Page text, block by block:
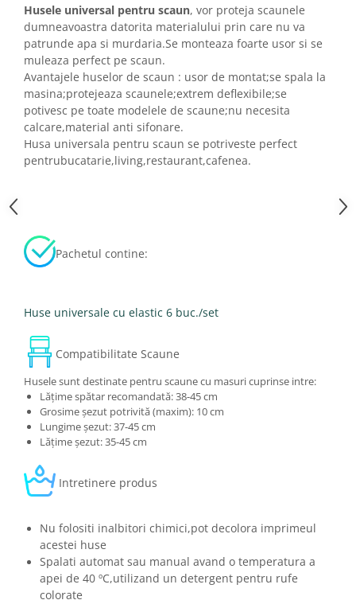
Husele universal pentru scaun, vor proteja scaunele
dumneavoastra datorita materialului prin care nu va
patrunde apa si murdaria.Se monteaza foarte usor si se
muleaza perfect pe scaun.
Avantajele huselor de scaun : usor de montat;se spala la
masina;protejeaza scaunele;extrem deflexibile;se
potivesc pe toate modelele de scaune;nu necesita
calcare,material anti sifonare.
Husa universala pentru scaun se potriveste perfect
pentrubucatarie,living,restaurant,cafenea.
Pachetul contine:
Huse universale cu elastic 6 buc./set
Compatibilitate Scaune
Husele sunt destinate pentru scaune cu masuri cuprinse intre:
Lățime spătar recomandată: 38-45 cm
Grosime șezut potrivită (maxim): 10 cm
Lungime șezut: 37-45 cm
Lățime șezut: 35-45 cm
Intretinere produs
Nu folositi inalbitori chimici,pot decolora imprimeul
acestei huse
Spalati automat sau manual avand o temperatura a
apei de 40 ºC,utilizand un detergent pentru rufe
colorate